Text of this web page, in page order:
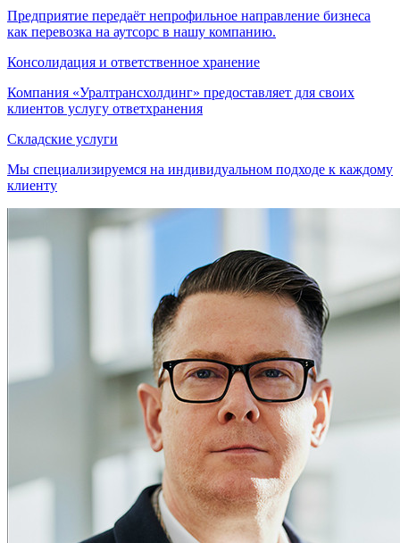
Предприятие передаёт непрофильное направление бизнеса
как перевозка на аутсорс в нашу компанию.
Консолидация и ответственное хранение
Компания «Уралтрансхолдинг» предоставляет для своих
клиентов услугу ответхранения
Складские услуги
Мы специализируемся на индивидуальном подходе к каждому
клиенту